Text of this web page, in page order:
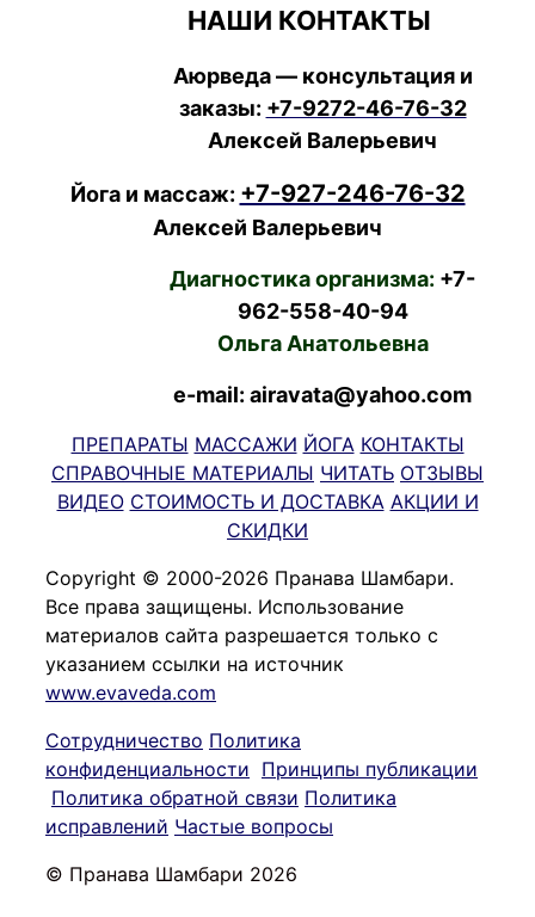
НАШИ КОНТАКТЫ
Аюрведа — консультация и
заказы: +7-9272-46-76-32
Алексей Валерьевич
Йога и массаж: +7-927-246-76-32
Алексей Валерьевич
Диагностика организма: +7-
962-558-40-94
Ольга Анатольевна
e-mail: airavata@yahoo.com
ПРЕПАРАТЫ МАССАЖИ ЙОГА КОНТАКТЫ
СПРАВОЧНЫЕ МАТЕРИАЛЫ ЧИТАТЬ ОТЗЫВЫ
ВИДЕО СТОИМОСТЬ И ДОСТАВКА АКЦИИ И
СКИДКИ
Copyright © 2000-2026 Пранава Шамбари.
Все права защищены. Использование
материалов сайта разрешается только с
указанием ссылки на источник
www.evaveda.com
Сотрудничество Политика
конфиденциальности Принципы публикации
Политика обратной связи Политика
исправлений Частые вопросы
© Пранава Шамбари 2026